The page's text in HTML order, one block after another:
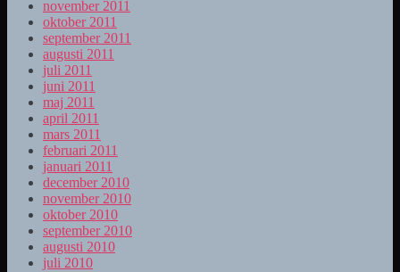
november 2011
oktober 2011
september 2011
augusti 2011
juli 2011
juni 2011
maj 2011
april 2011
mars 2011
februari 2011
januari 2011
december 2010
november 2010
oktober 2010
september 2010
augusti 2010
juli 2010